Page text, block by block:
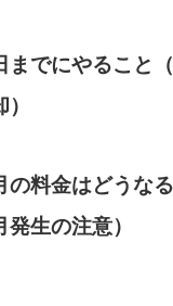
までにやること
の料金はどうな
生の注意）